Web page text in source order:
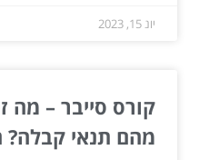
יונ 15, 2023
קורס סייבר – מה
מהם תנאי